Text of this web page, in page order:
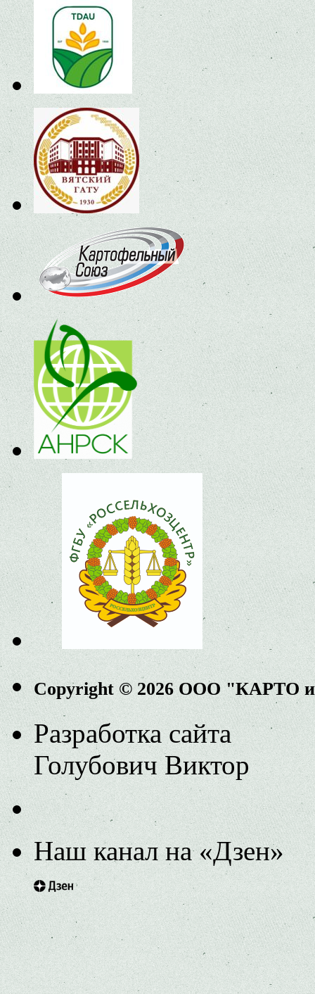
Copyright © 2026 ООО "КАРТО
Разработка сайта
Голубович Виктор
Наш канал на «Дзен»